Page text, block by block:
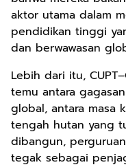
aktor utama dalam
pendidikan tinggi
dan berwawasan
Lebih dari itu,
temu antara
global, antara masa
tengah hutan yang
dibangun,
tegak sebagai